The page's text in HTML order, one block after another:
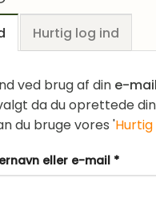
Hurtig log ind
ved brug af din e-
da du oprettede
du bruge vores '
eller e-mail *